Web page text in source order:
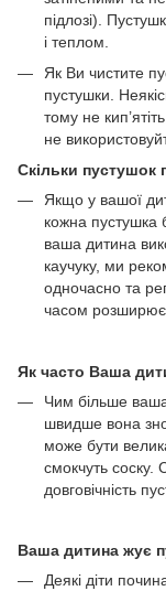
підлозі).
і теплом.
Як Ви чистите
пустушки.
тому не
не
Скільки пустушок
Якщо у вашої
кожна пустушка
ваша дитина
каучуку, ми
одночасно та
часом
Як часто Ваша
Чим більше
швидше вона
може бути
смокчуть соску.
довговічність
Ваша дитина жує
Деякі діти